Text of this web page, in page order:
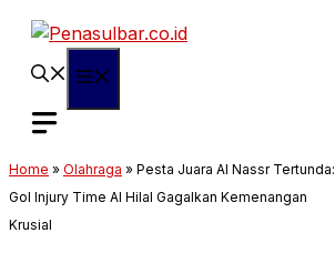
Langsung
Home » Olahraga » Pesta Juara Al Nassr Tertunda:
Gol Injury Time Al Hilal Gagalkan Kemenangan
Krusial